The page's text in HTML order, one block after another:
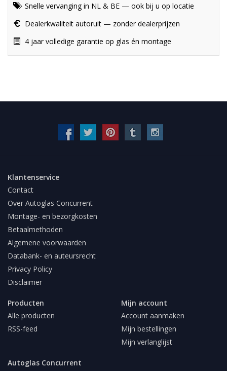
Snelle vervanging in NL & BE — ook bij u op locatie
Dealerkwaliteit autoruit — zonder dealerprijzen
4 jaar volledige garantie op glas én montage
Klantenservice
Contact
Over Autoglas Concurrent
Montage- en bezorgkosten
Betaalmethoden
Algemene voorwaarden
Databank- en auteursrecht
Privacy Policy
Disclaimer
Producten
Alle producten
RSS-feed
Mijn account
Account aanmaken
Mijn bestellingen
Mijn verlanglijst
Autoglas Concurrent